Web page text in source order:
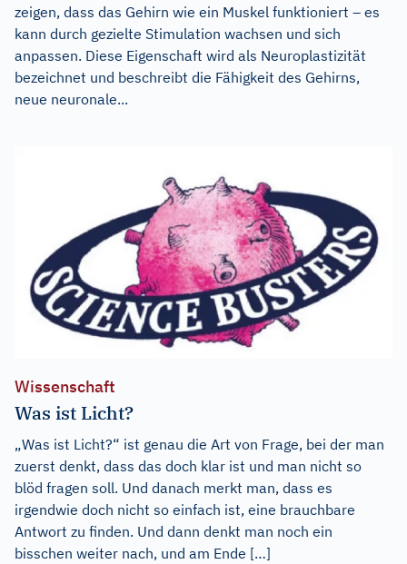
zeigen, dass das Gehirn wie ein Muskel funktioniert – es
kann durch gezielte Stimulation wachsen und sich
anpassen. Diese Eigenschaft wird als Neuroplastizität
bezeichnet und beschreibt die Fähigkeit des Gehirns,
neue neuronale...
Wissenschaft
Was ist Licht?
„Was ist Licht?“ ist genau die Art von Frage, bei der man
zuerst denkt, dass das doch klar ist und man nicht so
blöd fragen soll. Und danach merkt man, dass es
irgendwie doch nicht so einfach ist, eine brauchbare
Antwort zu finden. Und dann denkt man noch ein
bisschen weiter nach, und am Ende […]